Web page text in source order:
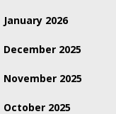
January 2026
December 2025
November 2025
October 2025